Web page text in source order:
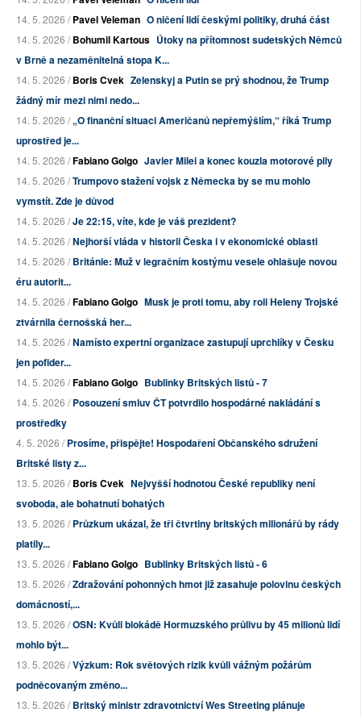
14. 5. 2026 /Pavel Veleman O ničení lidí českými politiky, druhá část
14. 5. 2026 /Bohumil Kartous Útoky na přítomnost sudetských Němců
v Brně a nezaměnitelná stopa K...
14. 5. 2026 /Boris Cvek Zelenskyj a Putin se prý shodnou, že Trump
žádný mír mezi nimi nedo...
14. 5. 2026 /„O finanční situaci Američanů nepřemýšlím,“ říká Trump
uprostřed je...
14. 5. 2026 /Fabiano Golgo Javier Milei a konec kouzla motorové pily
14. 5. 2026 /Trumpovo stažení vojsk z Německa by se mu mohlo
vymstít. Zde je důvod
14. 5. 2026 /Je 22:15, víte, kde je váš prezident?
14. 5. 2026 /Nejhorší vláda v historii Česka i v ekonomické oblasti
14. 5. 2026 /Británie: Muž v legračním kostýmu vesele ohlašuje novou
éru autorit...
14. 5. 2026 /Fabiano Golgo Musk je proti tomu, aby roli Heleny Trojské
ztvárnila černošská her...
14. 5. 2026 /Namísto expertní organizace zastupují uprchlíky v Česku
jen pofider...
14. 5. 2026 /Fabiano Golgo Bublinky Britských listů - 7
14. 5. 2026 /Posouzení smluv ČT potvrdilo hospodárné nakládání s
prostředky
4. 5. 2026 /Prosíme, přispějte! Hospodaření Občanského sdružení
Britské listy z...
13. 5. 2026 /Boris Cvek Nejvyšší hodnotou České republiky není
svoboda, ale bohatnutí bohatých
13. 5. 2026 /Průzkum ukázal, že tři čtvrtiny britských milionářů by rády
platily...
13. 5. 2026 /Fabiano Golgo Bublinky Britských listů - 6
13. 5. 2026 /Zdražování pohonných hmot již zasahuje polovinu českých
domácností,...
13. 5. 2026 /OSN: Kvůli blokádě Hormuzského průlivu by 45 milionů lidí
mohlo být...
13. 5. 2026 /Výzkum: Rok světových rizik kvůli vážným požárům
podněcovaným změno...
13. 5. 2026 /Britský ministr zdravotnictví Wes Streeting plánuje